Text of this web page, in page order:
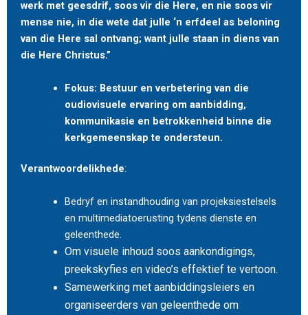
werk met geesdrif, soos vir die Here, en nie soos vir
mense nie, in die wete dat julle ‘n erfdeel as beloning
van die Here sal ontvang; want julle staan in diens van
die Here Christus.”
Fokus: Bestuur en verbetering van die
oudiovisuele ervaring om aanbidding,
kommunikasie en betrokkenheid binne die
kerkgemeenskap te ondersteun.
Verantwoordelikhede:
Bedryf en instandhouding van projeksiestelsels
en multimediatoerusting tydens dienste en
geleenthede.
Om visuele inhoud soos aankondigings,
preekskyfies en video’s effektief te vertoon.
Samewerking met aanbiddingsleiers en
organiseerders van geleenthede om